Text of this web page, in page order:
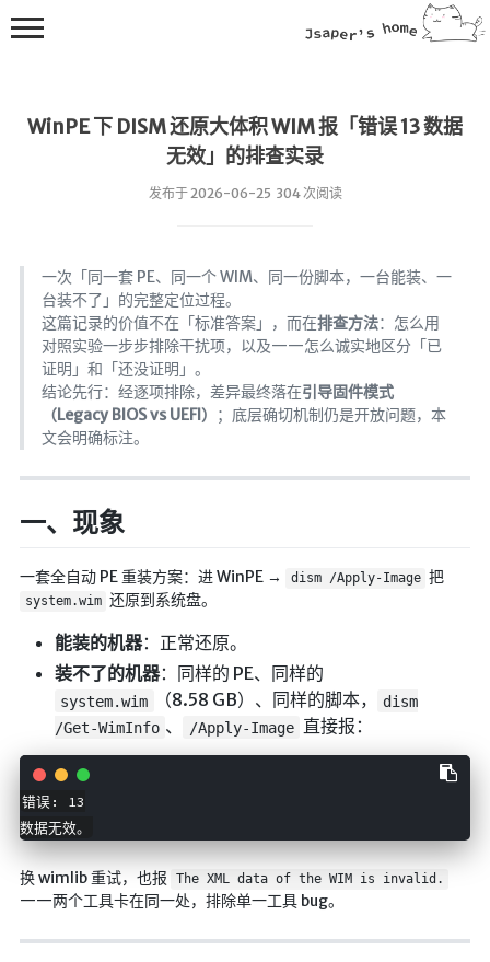
WinPE 下 DISM 还原大体积 WIM 报「错误 13 数据
无效」的排查实录
发布于 2026-06-25 304 次阅读
一次「同一套 PE、同一个 WIM、同一份脚本，一台能装、一
台装不了」的完整定位过程。
这篇记录的价值不在「标准答案」，而在排查方法：怎么用
对照实验一步步排除干扰项，以及——怎么诚实地区分「已
证明」和「还没证明」。
结论先行：经逐项排除，差异最终落在引导固件模式
（Legacy BIOS vs UEFI）
；底层确切机制仍是开放问题，本
文会明确标注。
一、现象
一套全自动 PE 重装方案：进 WinPE → dism /Apply-Image 把
system.wim 还原到系统盘。
能装的机器：正常还原。
装不了的机器：同样的 PE、同样的
system.wim （8.58 GB）、同样的脚本，
dism
/Get-WimInfo 、 /Apply-Image 直接报：
错误: 13
数据无效。
换 wimlib 重试，也报 The XML data of the WIM is invalid.
——两个工具卡在同一处，排除单一工具 bug。
bing壁纸
🔥排行榜
导航站
综合导航
合集网
暗网导航
简易代理
网页代理
网页代理备用
Google访问助手
🎬在线影视
影视无广告
在线影视备用
在线影视 备用1